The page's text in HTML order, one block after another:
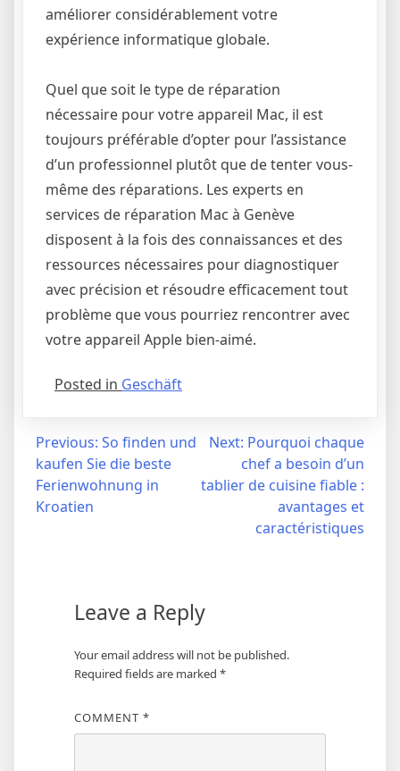
améliorer considérablement votre
expérience informatique globale.
Quel que soit le type de réparation
nécessaire pour votre appareil Mac, il est
toujours préférable d’opter pour l’assistance
d’un professionnel plutôt que de tenter vous-
même des réparations. Les experts en
services de réparation Mac à Genève
disposent à la fois des connaissances et des
ressources nécessaires pour diagnostiquer
avec précision et résoudre efficacement tout
problème que vous pourriez rencontrer avec
votre appareil Apple bien-aimé.
Posted in Geschäft
Post
navigation
Previous: So finden und
kaufen Sie die beste
Ferienwohnung in
Kroatien
Next: Pourquoi chaque
chef a besoin d’un
tablier de cuisine fiable :
avantages et
caractéristiques
Leave a Reply
Your email address will not be published.
Required fields are marked *
COMMENT *